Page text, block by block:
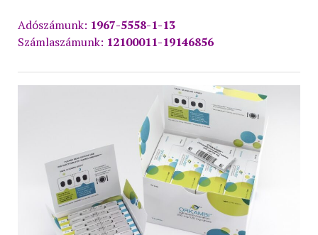
Adószámunk: 1967-5558-1-13
Számlaszámunk: 12100011-19146856